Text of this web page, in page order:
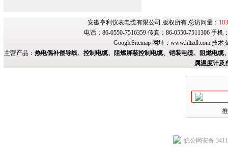
安徽亨利仪表电缆有限公司 版权所有 总访问量：
电话：86-0550-7516359 传真：86-0550-7511306 手
GoogleSitemap网址： www.hltzdl.com技术
主营产品： 热电偶补偿导线、控制电缆、阻燃屏蔽控制电缆、铠装电缆、阻燃电
属温度计及
皖公网安备